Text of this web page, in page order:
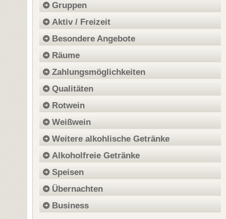
Gruppen
Aktiv / Freizeit
Besondere Angebote
Räume
Zahlungsmöglichkeiten
Qualitäten
Rotwein
Weißwein
Weitere alkohlische Getränke
Alkoholfreie Getränke
Speisen
Übernachten
Business